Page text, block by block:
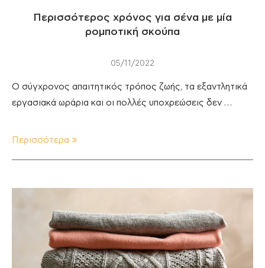
Περισσότερος χρόνος για σένα με μία
ρομποτική σκούπα
05/11/2022
Ο σύγχρονος απαιτητικός τρόπος ζωής, τα εξαντλητικά
εργασιακά ωράρια και οι πολλές υποχρεώσεις δεν …
Περισσότερα